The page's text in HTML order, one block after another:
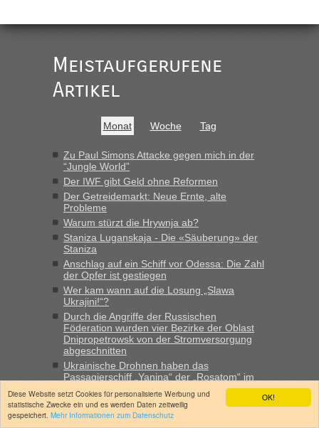
OK!
Diese Website setzt Cookies für personalisierte Werbung und
statistische Zwecke ein und es werden Daten zeitweilig
gespeichert. Mehr Informationen zum Datenschutz
Ist korrekt, aber ich finde man hätte trotzdem im Text gleich
darauf hinweisen können.
War aber nicht "böse" gemeint ...
buchbar - warum auch immer ...
Hab´s versucht - bekomme aber immer angezeigt "auf dieser
Strecke fahren wir nicht"
MHG1023 inBerichte und Reisetipps • Re: Mit dem Zug in
die Ukraine
„Man sollte aber explizit dazu schreiben, daß es ein Zug von
LeoExpress ist - und nur auf deren Webseite kann man die
Fahrkarten kaufen. Zumindest ist es die erste Umsteigefreie
Verbindung von Deutschland...“
Recht, Visa und Dokumente • Re: Deklaration
gebrauchter Kleidung beim Zoll
„Vielen Dank, mit einem Briefchen meiner Frau im Gepäck
gab es keine Probleme“
Anuleb inRecht, Visa und Dokumente • Re: Seit Anfang
des Jahres haben die Zollbeamten Verstöße im Wert von
Meistaufgerufene
Artikel
Monat Woche Tag
Zu Paul Simons Attacke gegen mich in der
“Jungle World”
Der IWF gibt Geld ohne Reformen
Der Getreidemarkt: Neue Ernte, alte
Probleme
Warum stürzt die Hrywnja ab?
Staniza Luganskaja - Die «Säuberung» der
Staniza
Anschlag auf ein Schiff vor Odessa: Die Zahl
der Opfer ist gestiegen
Wer kam wann auf die Losung „Slawa
Ukrajini!“?
Durch die Angriffe der Russischen
Föderation wurden vier Bezirke der Oblast
Dnipropetrowsk von der Stromversorgung
abgeschnitten
Ukrainische Drohnen haben das
Passagierschiff „Yanina“ der „Rosatom“ im